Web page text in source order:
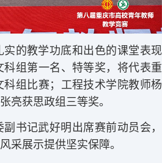
的教学功底和出色的课堂表现
组第一名、特等奖，将代表重
组比赛；工程技术学院教师杨
亮获思政组三等奖。
书记武好明出席赛前动员会，
采展示提供坚实保障。